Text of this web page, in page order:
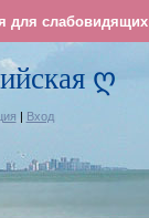
для слабовидящих
ღ
| Вход